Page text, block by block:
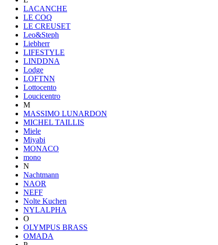
LACANCHE
LE COQ
LE CREUSET
Leo&Steph
Liebherr
LIFESTYLE
LINDDNA
Lodge
LOFTNN
Lottocento
Loucicentro
M
MASSIMO LUNARDON
MICHEL TAILLIS
Miele
Miyabi
MONACO
mono
N
Nachtmann
NAOR
NEFF
Nolte Kuchen
NYLALPHA
O
OLYMPUS BRASS
OMADA